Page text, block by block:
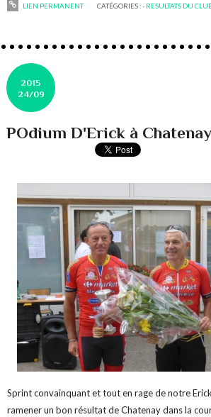
LIEN PERMANENT CATÉGORIES :- RESULTATS DU
2015
24/09
POdium D'Erick à Chatenay
Sprint convainquant et tout en rage de notre
ramener un bon résultat de Chatenay dans la